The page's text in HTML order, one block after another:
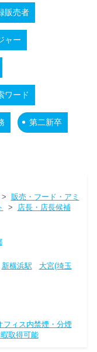
販売者
ャー
ワード
第二新卒
> 販売・フード・アミ
>
店長・店長候補
新横浜駅
大宮(埼玉
フィス内禁煙・分煙
取得可能